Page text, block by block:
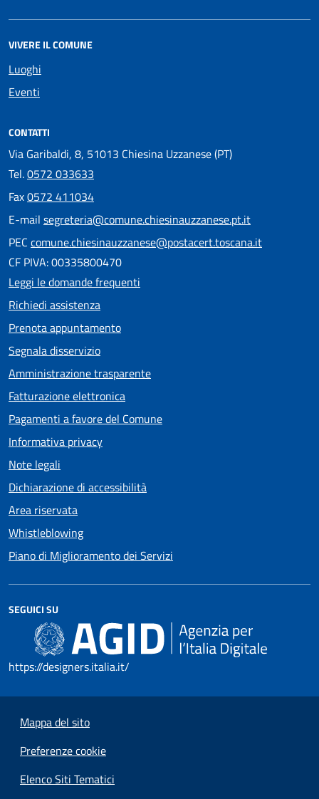
VIVERE IL COMUNE
Luoghi
Eventi
CONTATTI
Via Garibaldi, 8, 51013 Chiesina Uzzanese (PT)
Tel.0572 033633
Fax0572 411034
E-mail segreteria@comune.chiesinauzzanese.pt.it
PEC comune.chiesinauzzanese@postacert.toscana.it
CF PIVA: 00335800470
Leggi le domande frequenti
Richiedi assistenza
Prenota appuntamento
Segnala disservizio
Amministrazione trasparente
Fatturazione elettronica
Pagamenti a favore del Comune
Informativa privacy
Note legali
Dichiarazione di accessibilità
Area riservata
Whistleblowing
Piano di Miglioramento dei Servizi
SEGUICI SU
https://designers.italia.it/
Mappa del sito
Preferenze cookie
Elenco Siti Tematici